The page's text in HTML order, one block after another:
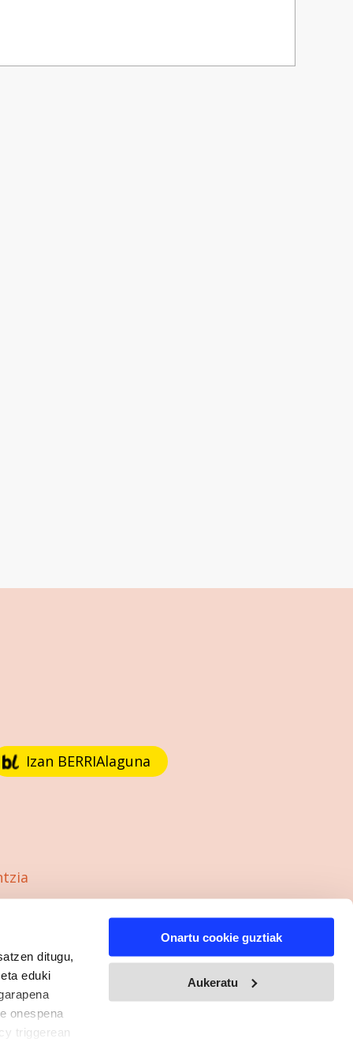
ditugu,
eduki
onespena
triggerean
Onartu cookie guztiak
Aukeratu
Izan BERRIAlaguna